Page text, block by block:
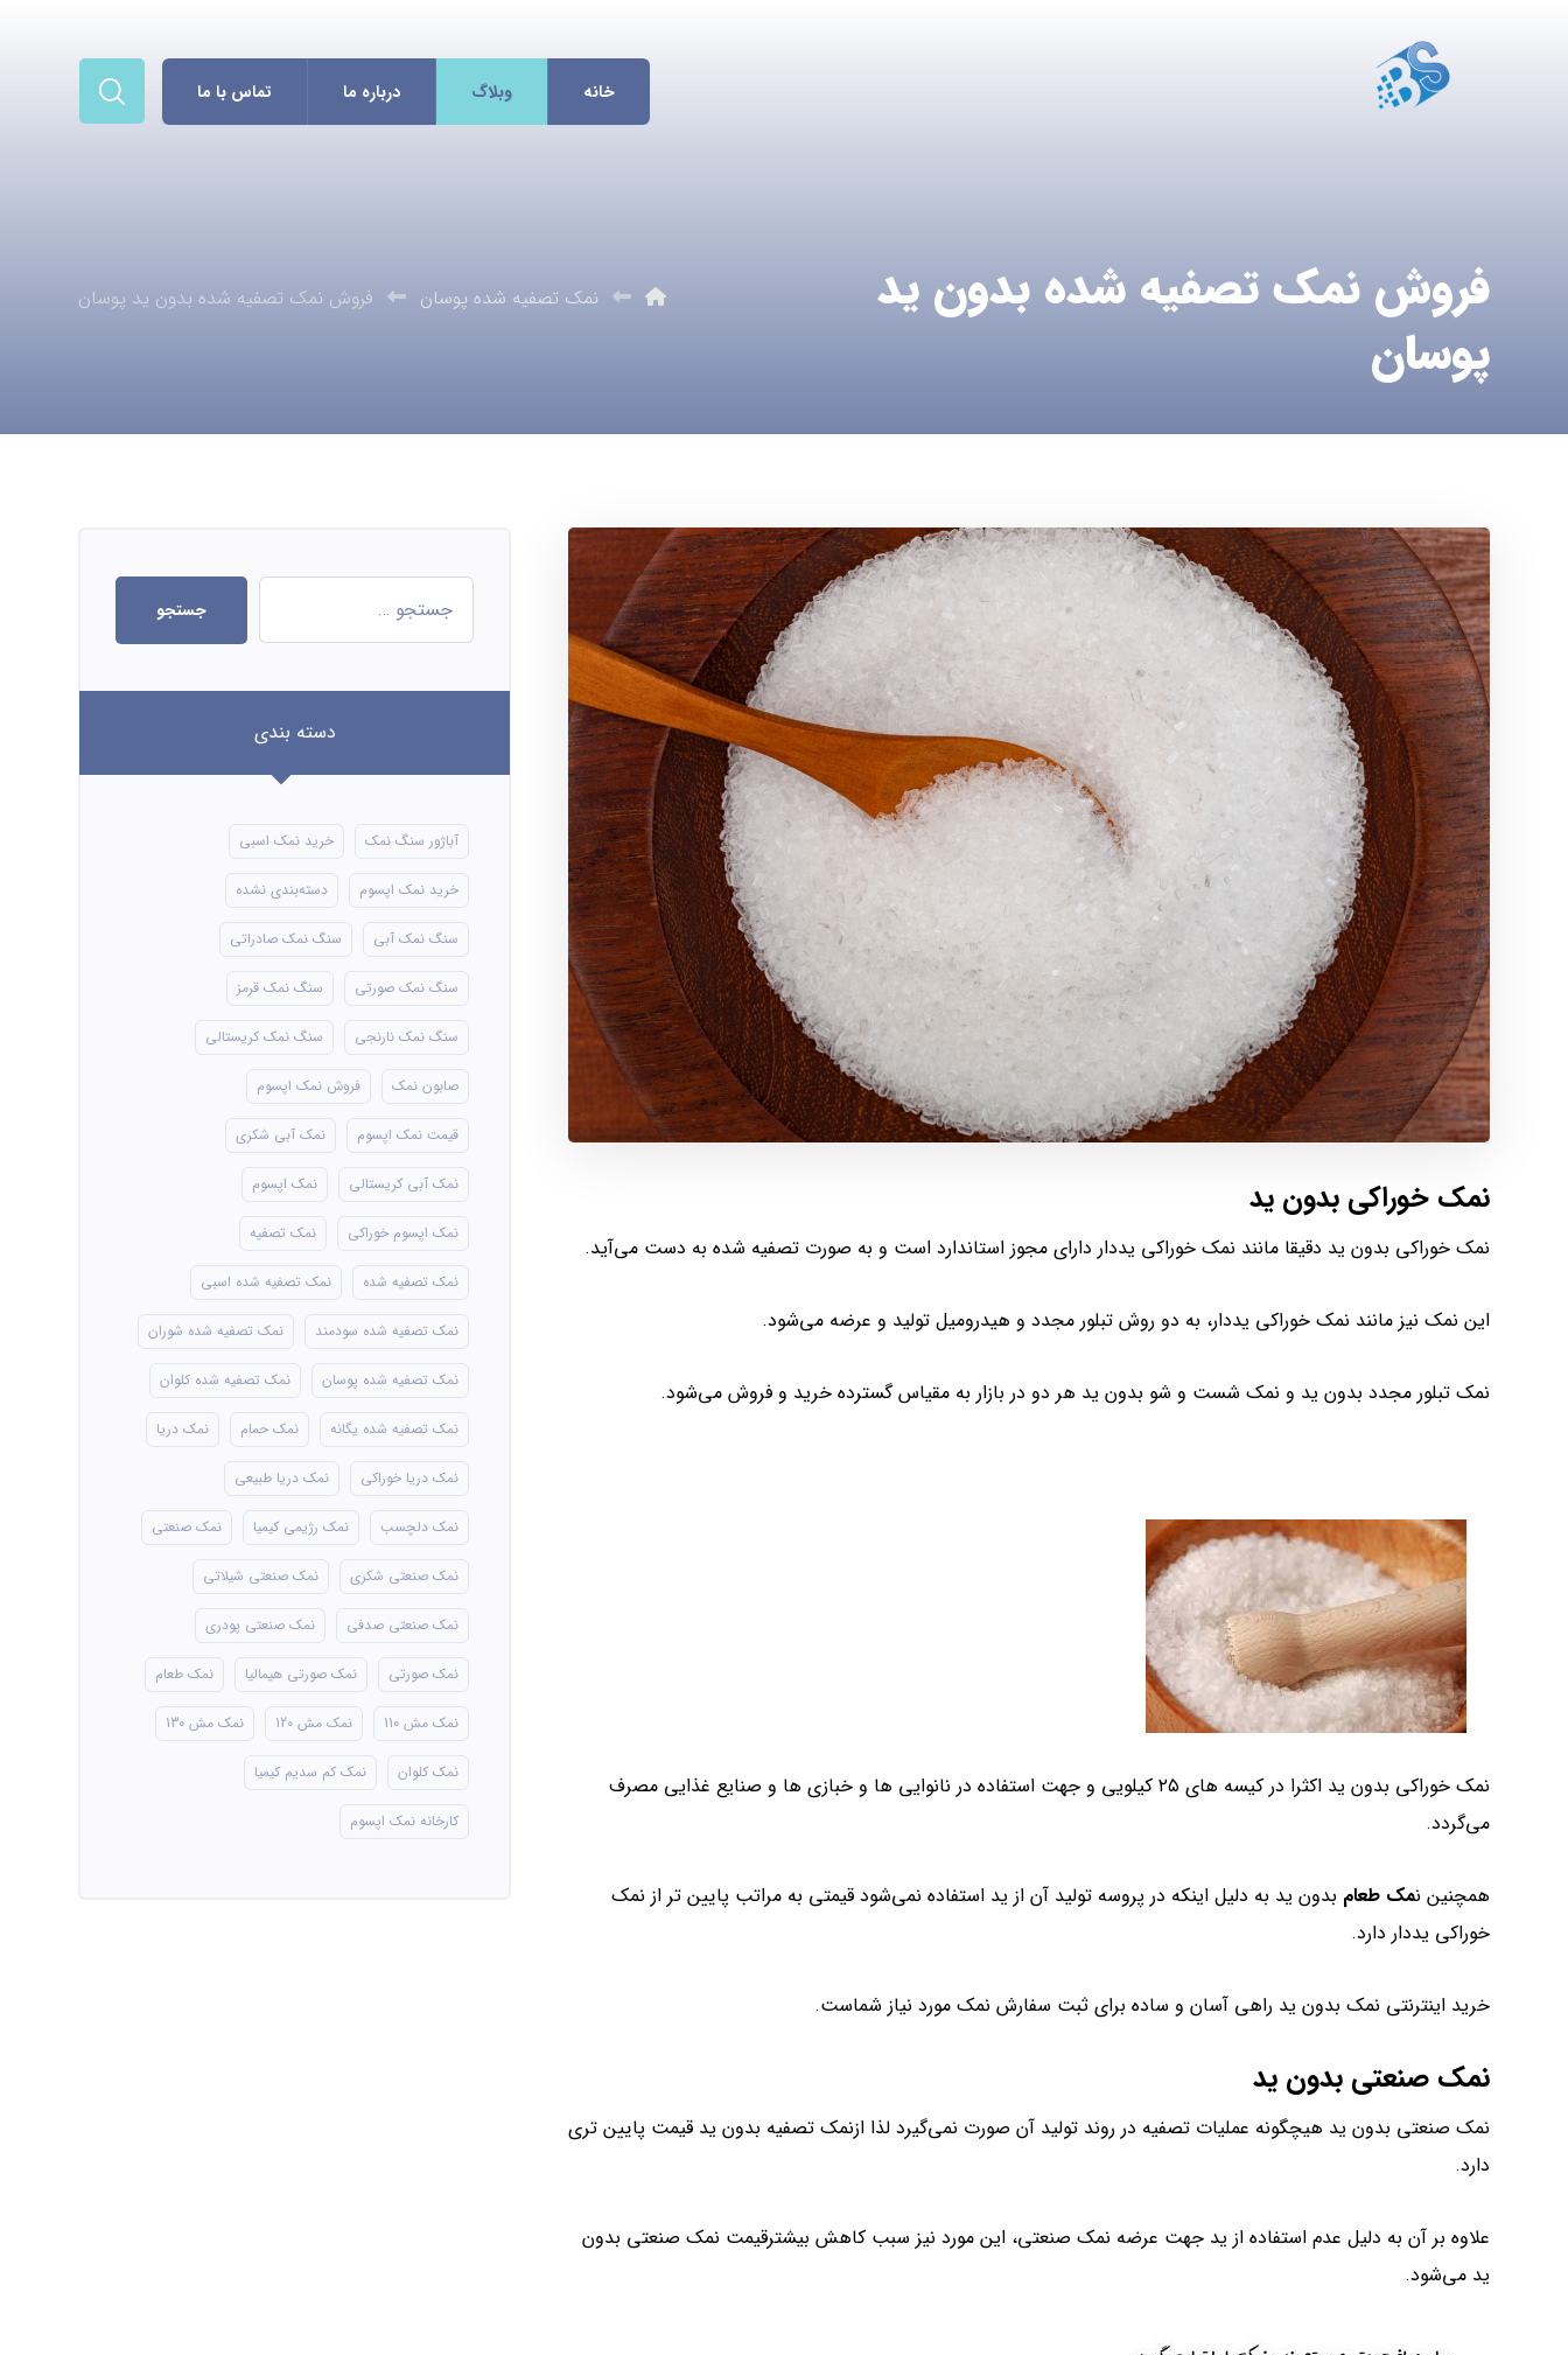
خانه وبلاگ درباره ما تماس با ما
فروش نمک تصفیه شده بدون ید
پوسان
نمک تصفیه شده پوسان فروش نمک تصفیه شده بدون ید پوسان
نمک خوراکی بدون ید
نمک خوراکی بدون ید دقیقا مانند نمک خوراکی یددار دارای مجوز استاندارد است و به صورت تصفیه شده به دست می‌آید.
این نمک نیز مانند نمک خوراکی یددار، به دو روش تبلور مجدد و هیدرومیل تولید و عرضه می‌شود.
نمک تبلور مجدد بدون ید و نمک شست و شو بدون ید هر دو در بازار به مقیاس گسترده خرید و فروش می‌شود.
نمک خوراکی بدون ید اکثرا در کیسه های ۲۵ کیلویی و جهت استفاده در نانوایی ها و خبازی ها و صنایع غذایی مصرف
می‌گردد.
همچنین نمک طعام بدون ید به دلیل اینکه در پروسه تولید آن از ید استفاده نمی‌شود قیمتی به مراتب پایین تر از نمک
خوراکی یددار دارد.
خرید اینترنتی نمک بدون ید راهی آسان و ساده برای ثبت سفارش نمک مورد نیاز شماست.
نمک صنعتی بدون ید
نمک صنعتی بدون ید هیچگونه عملیات تصفیه در روند تولید آن صورت نمی‌گیرد لذا ازنمک تصفیه بدون ید قیمت پایین تری
دارد.
علاوه بر آن به دلیل عدم استفاده از ید جهت عرضه نمک صنعتی، این مورد نیز سبب کاهش بیشترقیمت نمک صنعتی بدون
ید می‌شود.
جستجو
دسته بندی
آباژور سنگ نمک خرید نمک اسبی
خرید نمک اپسوم دسته‌بندی نشده
سنگ نمک آبی سنگ نمک صادراتی
سنگ نمک صورتی سنگ نمک قرمز
سنگ نمک نارنجی سنگ نمک کریستالی
صابون نمک فروش نمک اپسوم
قیمت نمک اپسوم نمک آبی شکری
نمک آبی کریستالی نمک اپسوم
نمک اپسوم خوراکی نمک تصفیه
نمک تصفیه شده نمک تصفیه شده اسبی
نمک تصفیه شده سودمند نمک تصفیه شده شوران
نمک تصفیه شده پوسان نمک تصفیه شده کلوان
نمک تصفیه شده یگانه نمک حمام نمک دریا
نمک دریا خوراکی نمک دریا طبیعی
نمک دلچسب نمک رژیمی کیمیا نمک صنعتی
نمک صنعتی شکری نمک صنعتی شیلاتی
نمک صنعتی صدفی نمک صنعتی پودری
نمک صورتی نمک صورتی هیمالیا نمک طعام
نمک مش 110 نمک مش 120 نمک مش 130
نمک کلوان نمک کم سدیم کیمیا
کارخانه نمک اپسوم